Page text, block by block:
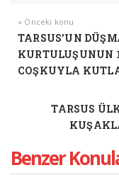
« Önceki konu
TARSUS’UN
KURTULUŞUNUN
COŞKUYLA
TARSUS
Benzer